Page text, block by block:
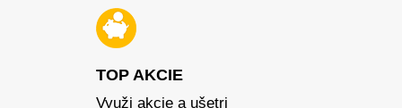
TOP AKCIE
Využi akcie a ušetri